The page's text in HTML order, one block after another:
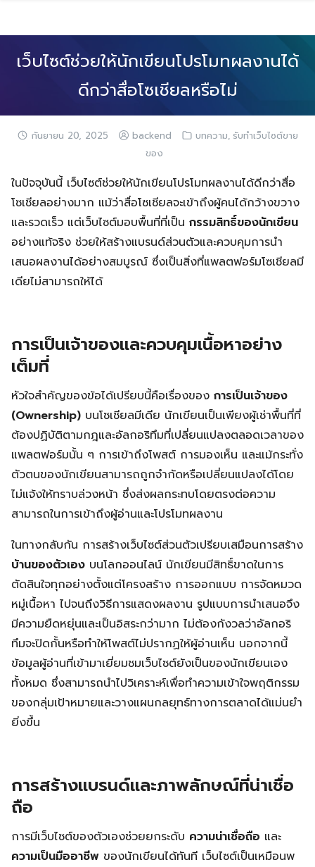
เว็บไซต์ช่วยให้นักเขียนโปรโมทผลงานได้
ดีกว่าสื่อโซเชียลหรือไม่
กันยายน 20, 2025 backend บทความ, รับทำเว็บไซต์ขาย
ของ
ในปัจจุบันนี้ เว็บไซต์ช่วยให้นักเขียนโปรโมทผลงานได้ดีกว่าสื่อ
โซเชียลอย่างมาก แม้ว่าสื่อโซเชียลจะเข้าถึงผู้คนได้กว้างขวาง
และรวดเร็ว แต่เว็บไซต์มอบพื้นที่ที่เป็น กรรมสิทธิ์ของนักเขียน
อย่างแท้จริง ช่วยให้สร้างแบรนด์ส่วนตัวและควบคุมการนำ
เสนอผลงานได้อย่างสมบูรณ์ ซึ่งเป็นสิ่งที่แพลตฟอร์มโซเชียลมี
เดียไม่สามารถให้ได้
การเป็นเจ้าของและควบคุมเนื้อหาอย่าง
เต็มที่
หัวใจสำคัญของข้อได้เปรียบนี้คือเรื่องของ การเป็นเจ้าของ
(Ownership) บนโซเชียลมีเดีย นักเขียนเป็นเพียงผู้เช่าพื้นที่ที่
ต้องปฏิบัติตามกฎและอัลกอริทึมที่เปลี่ยนแปลงตลอดเวลาของ
แพลตฟอร์มนั้น ๆ การเข้าถึงโพสต์ การมองเห็น และแม้กระทั่ง
ตัวตนของนักเขียนสามารถถูกจำกัดหรือเปลี่ยนแปลงได้โดย
ไม่แจ้งให้ทราบล่วงหน้า ซึ่งส่งผลกระทบโดยตรงต่อความ
สามารถในการเข้าถึงผู้อ่านและโปรโมทผลงาน
ในทางกลับกัน การสร้างเว็บไซต์ส่วนตัวเปรียบเสมือนการสร้าง
บ้านของตัวเอง บนโลกออนไลน์ นักเขียนมีสิทธิ์ขาดในการ
ตัดสินใจทุกอย่างตั้งแต่โครงสร้าง การออกแบบ การจัดหมวด
หมู่เนื้อหา ไปจนถึงวิธีการแสดงผลงาน รูปแบบการนำเสนอจึง
มีความยืดหยุ่นและเป็นอิสระกว่ามาก ไม่ต้องกังวลว่าอัลกอริ
ทึมจะปิดกั้นหรือทำให้โพสต์ไม่ปรากฏให้ผู้อ่านเห็น นอกจากนี้
ข้อมูลผู้อ่านที่เข้ามาเยี่ยมชมเว็บไซต์ยังเป็นของนักเขียนเอง
ทั้งหมด ซึ่งสามารถนำไปวิเคราะห์เพื่อทำความเข้าใจพฤติกรรม
ของกลุ่มเป้าหมายและวางแผนกลยุทธ์ทางการตลาดได้แม่นยำ
ยิ่งขึ้น
การสร้างแบรนด์และภาพลักษณ์ที่น่าเชื่อ
ถือ
การมีเว็บไซต์ของตัวเองช่วยยกระดับ ความน่าเชื่อถือ และ
ความเป็นมืออาชีพ ของนักเขียนได้ทันที เว็บไซต์เป็นเหมือนพ